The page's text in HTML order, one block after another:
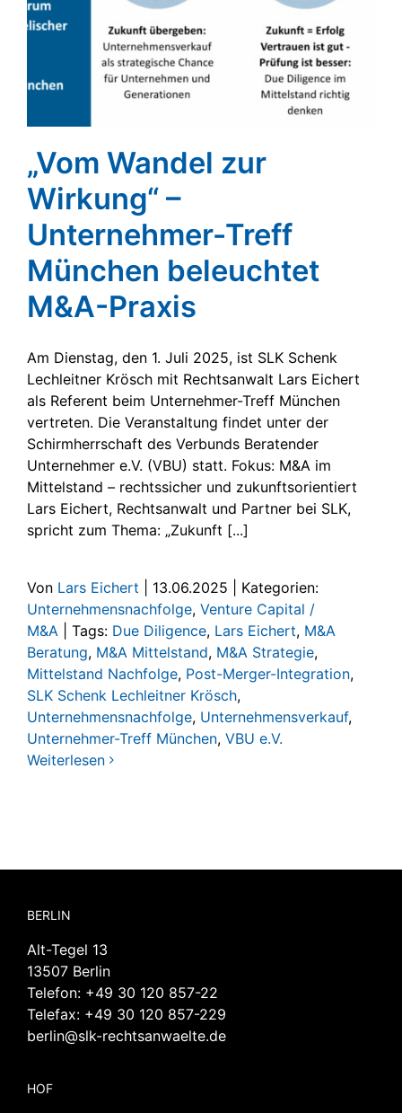
„Vom Wandel zur
Wirkung“ –
Unternehmer-Treff
München beleuchtet
M&A-Praxis
Am Dienstag, den 1. Juli 2025, ist SLK Schenk
Lechleitner Krösch mit Rechtsanwalt Lars Eichert
als Referent beim Unternehmer-Treff München
vertreten. Die Veranstaltung findet unter der
Schirmherrschaft des Verbunds Beratender
Unternehmer e.V. (VBU) statt. Fokus: M&A im
Mittelstand – rechtssicher und zukunftsorientiert
Lars Eichert, Rechtsanwalt und Partner bei SLK,
spricht zum Thema: „Zukunft [...]
Von Lars Eichert 13.06.2025
Kategorien:
Unternehmensnachfolge, Venture Capital /
M&A
Tags: Due Diligence, Lars Eichert, M&A
Beratung, M&A Mittelstand, M&A Strategie,
Mittelstand Nachfolge, Post-Merger-Integration,
SLK Schenk Lechleitner Krösch,
Unternehmensnachfolge, Unternehmensverkauf,
Unternehmer-Treff München, VBU e.V.
Weiterlesen
BERLIN
Alt-Tegel 13
13507 Berlin
Telefon: +49 30 120 857-22
Telefax: +49 30 120 857-229
berlin@slk-rechtsanwaelte.de
HOF